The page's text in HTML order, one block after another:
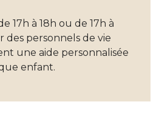
17h à 18h ou de 17h à
des personnels de vie
une aide personnalisée
enfant.